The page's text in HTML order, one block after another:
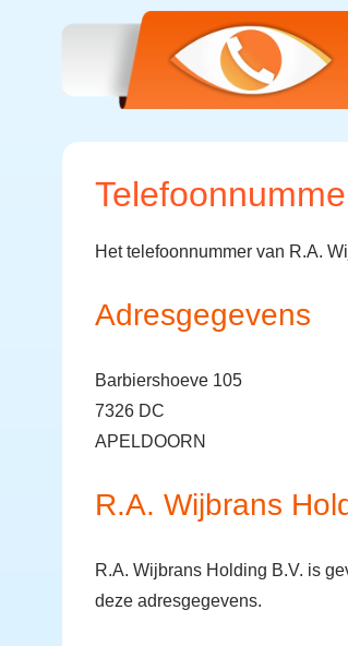
Het telefoonnummer van R.A.
Adresgegevens
Barbiershoeve 105
7326 DC
APELDOORN
R.A. Wijbrans
R.A. Wijbrans Holding B.V. is
deze adresgegevens.